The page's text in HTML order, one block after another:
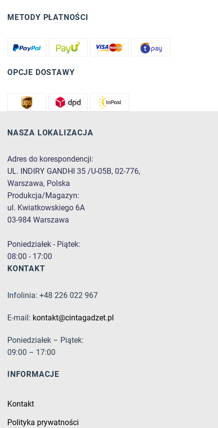
METODY PŁATNOŚCI
OPCJE DOSTAWY
NASZA LOKALIZACJA
Adres do korespondencji:
UL. INDIRY GANDHI 35 /U-05B, 02-776,
Warszawa, Polska
Produkcja/Magazyn:
ul. Kwiatkowskiego 6A
03-984 Warszawa
Poniedziałek - Piątek:
08:00 - 17:00
KONTAKT
Infolinia: +48 226 022 967
E-mail: kontakt@cintagadzet.pl
Poniedziałek – Piątek:
09:00 – 17:00
INFORMACJE
Kontakt
Polityka prywatności